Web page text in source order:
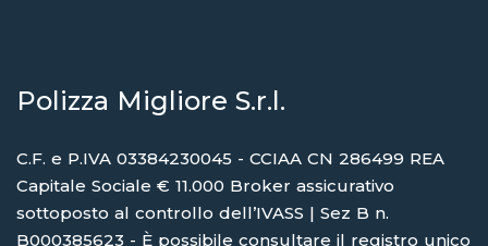
Polizza Migliore S.r.l.
C.F. e P.IVA 03384230045 - CCIAA CN 286499 REA
Capitale Sociale € 11.000 Broker assicurativo
sottoposto al controllo dell’IVASS | Sez B n.
B000385623 - È possibile consultare il registro unico